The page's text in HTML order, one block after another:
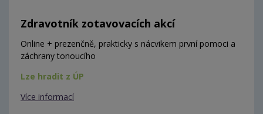
Zdravotník zotavovacích akcí
Online + prezenčně, prakticky s nácvikem první pomoci a
záchrany tonoucího
Lze hradit z ÚP
Více informací